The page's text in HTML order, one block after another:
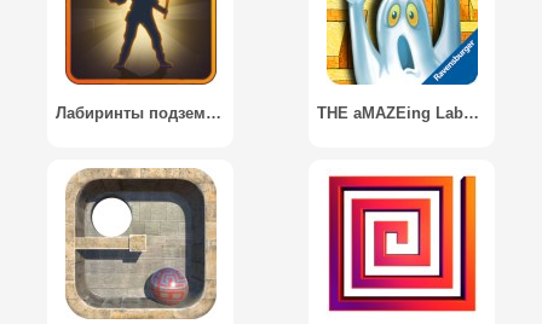
Лабиринты подземелий / Maze Dungeon THE aMAZEing Labyrinth